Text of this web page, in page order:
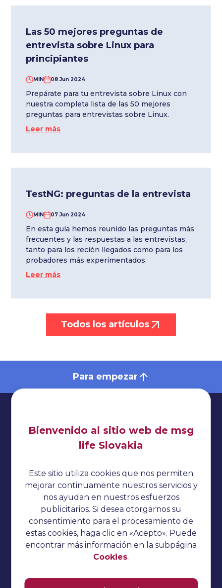
Las 50 mejores preguntas de
entrevista sobre Linux para
principiantes
MIN 08 Jun 2024
Prepárate para tu entrevista sobre Linux con
nuestra completa lista de las 50 mejores
preguntas para entrevistas sobre Linux.
Leer más
TestNG: preguntas de la entrevista
MIN 07 Jun 2024
En esta guía hemos reunido las preguntas más
frecuentes y las respuestas a las entrevistas,
tanto para los recién llegados como para los
probadores más experimentados.
Leer más
Todos los artículos
Para empezar
Impresionante
Cookies
Sin categorizar
Preguntas de la entrevista
Tutorial del pepino
Pruebas de rendimiento
Bienvenido al sitio web de msg
life Slovakia
Este sitio utiliza cookies que nos permiten
mejorar continuamente nuestros servicios y
nos ayudan en nuestros esfuerzos
publicitarios. Si desea otorgarnos su
consentimiento para el procesamiento de
estas cookies, haga clic en «Acepto». Puede
encontrar más información en la subpágina
Cookies.